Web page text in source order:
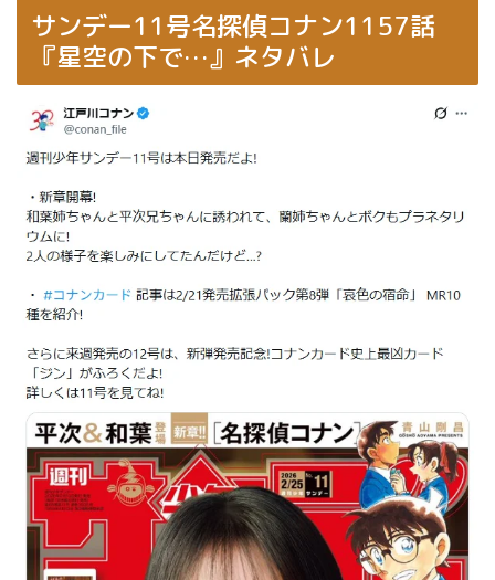
サンデー11号名探偵コナン1157話
『星空の下で…』ネタバレ